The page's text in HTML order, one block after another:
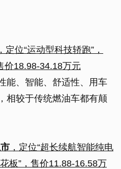
，定位“运动型科技轿跑”，
价18.98-34.18万元
能、智能、舒适性、用车
相较于传统燃油车都有颠
，定位“超长续航智能纯电
板”，售价11.88-16.58万